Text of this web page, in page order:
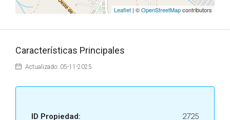
Leaflet | ©OpenStreetMapcontributors
Características Principales
Actualizado: 05-11-2025
ID Propiedad: 2725